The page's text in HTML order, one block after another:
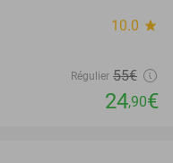
10.0 star
Régulier 55€
24,90€